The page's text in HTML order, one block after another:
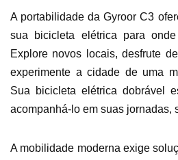
A portabilidade da Gyroor C3
sua bicicleta elétrica para
Explore novos locais, desfrute
experimente a cidade de uma
Sua bicicleta elétrica dobrável
acompanhá-lo em suas jornadas,
A mobilidade moderna exige